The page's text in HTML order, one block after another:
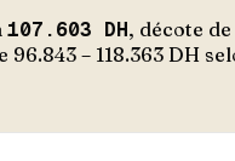
107.603 DH, décote de
96.843– 118.363DH